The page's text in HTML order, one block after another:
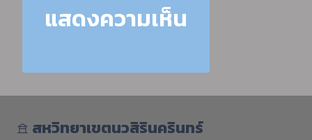
𖠿 สหวิทยาเขตนวสิรินครินทร์